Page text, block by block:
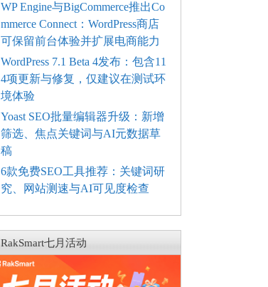
WP Engine与BigCommerce推出Co
mmerce Connect：WordPress商店
可保留前台体验并扩展电商能力
WordPress 7.1 Beta 4发布：包含11
4项更新与修复，仅建议在测试环
境体验
Yoast SEO批量编辑器升级：新增
筛选、焦点关键词与AI元数据草
稿
6款免费SEO工具推荐：关键词研
究、网站测速与AI可见度检查
RakSmart七月活动